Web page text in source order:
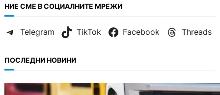
НИЕ СМЕ В СОЦИАЛНИТЕ МРЕЖИ
Telegram TikTok Facebook Threads
ПОСЛЕДНИ НОВИНИ
БЪЛГАРИЯ